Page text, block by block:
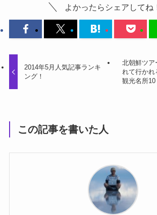
よかったらシェアしてね
2014年5月人気記事ランキ
ング！
北朝鮮ツア
れて行かれ
観光名所10
この記事を書いた人